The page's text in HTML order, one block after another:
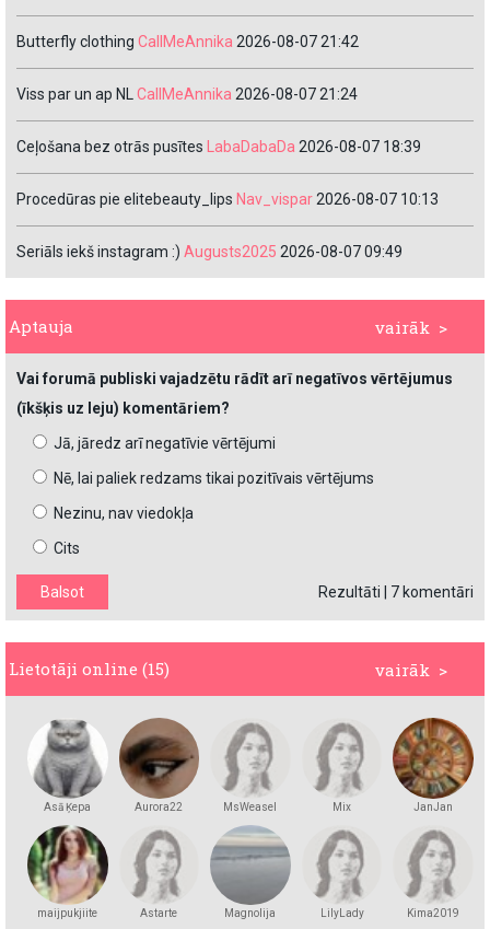
Butterfly clothing CallMeAnnika 2026-08-07 21:42
Viss par un ap NLCallMeAnnika 2026-08-07 21:24
Ceļošana bez otrās pusītes LabaDabaDa 2026-08-07 18:39
Procedūras pie elitebeauty_lips Nav_vispar2026-08-07 10:13
Seriāls iekš instagram :) Augusts2025 2026-08-07 09:49
vairāk >
Aptauja
Vai forumā publiski vajadzētu rādīt arī negatīvos vērtējumus
(īkšķis uz leju) komentāriem?
Jā, jāredz arī negatīvie vērtējumi
Nē, lai paliek redzams tikai pozitīvais vērtējums
Nezinu, nav viedokļa
Cits
Rezultāti 7 komentāri
vairāk >
Lietotāji online (15)
Asā Ķepa Aurora22 MsWeasel Mix JanJan
maijpukjiite Astarte Magnolija LilyLady Kima2019